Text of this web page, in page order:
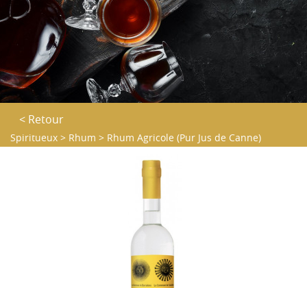
< Retour
Spiritueux > Rhum > Rhum Agricole (Pur Jus de Canne)